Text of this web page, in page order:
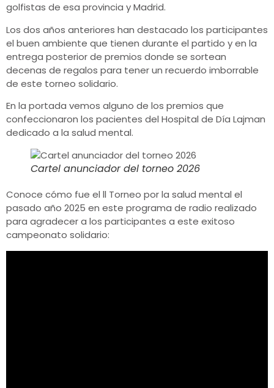
golfistas de esa provincia y Madrid.
Los dos años anteriores han destacado los participantes
el buen ambiente que tienen durante el partido y en la
entrega posterior de premios donde se sortean
decenas de regalos para tener un recuerdo imborrable
de este torneo solidario.
En la portada vemos alguno de los premios que
confeccionaron los pacientes del Hospital de Día Lajman
dedicado a la salud mental.
Cartel anunciador del torneo 2026
Conoce cómo fue el ll Torneo por la salud mental el
pasado año 2025 en este programa de radio realizado
para agradecer a los participantes a este exitoso
campeonato solidario: